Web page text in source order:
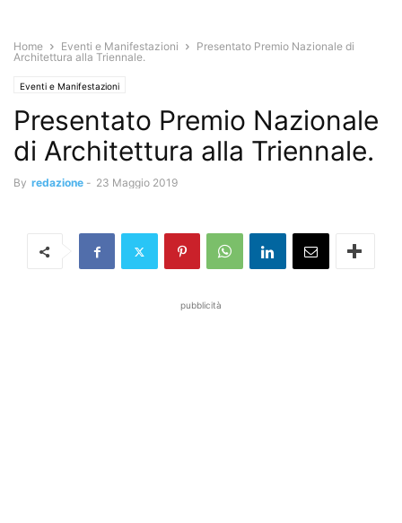
Home Eventi e Manifestazioni
Presentato Premio Nazionale di
Architettura alla Triennale.
Eventi e Manifestazioni
Presentato Premio Nazionale
di Architettura alla Triennale.
By redazione - 23 Maggio 2019
pubblicità